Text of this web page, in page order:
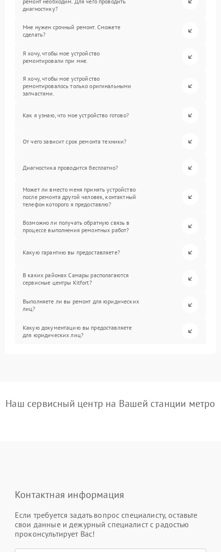
диагностику?
Мне нужен срочный ремонт. Сможете
сделать?
Я хочу, чтобы мое устройство
ремонтировали при мне.
Я хочу, чтобы мое устройство
ремонтировалось только оригинальными
запчастями.
Как я узнаю, что мое устройство готово?
От чего зависит срок ремонта техники?
Диагностика проводится бесплатно?
Может ли вместо меня принять устройство
после ремонта другой человек, контактный
телефон которого я предоставлю?
Возможно ли получать обратную связь в
процессе выполнения ремонтных работ?
Какую гарантию вы предоставляете?
В каких районах Самары располагаются
сервисные центры Kitfort?
Выполняете ли вы ремонт для юридических
лиц?
Какую документацию вы предоставляете
для юридических лиц?
Наш сервисный центр на Вашей станции метро
Контактная информация
Если требуется задать вопрос специалисту, оставьте
свои данные и дежурный специалист с радостью
проконсультирует Вас!